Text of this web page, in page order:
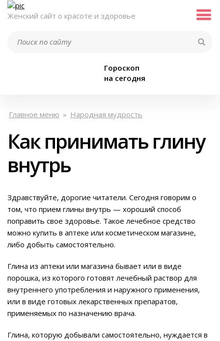
Женский сайт о красоте и здоровье
Гороскоп
на сегодня
Главное меню » Народная мудрость
Как принимать глину
внутрь
Здравствуйте, дорогие читатели. Сегодня говорим о
том, что прием глины внутрь — хороший способ
поправить свое здоровье. Такое лечебное средство
можно купить в аптеке или косметическом магазине,
либо добыть самостоятельно.
Глина из аптеки или магазина бывает или в виде
порошка, из которого готовят лечебный раствор для
внутреннего употребления и наружного применения,
или в виде готовых лекарственных препаратов,
применяемых по назначению врача.
Глина, которую добывали самостоятельно, нуждается в